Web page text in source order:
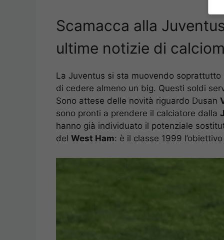
Scamacca alla
ultime notizie di
La Juventus si sta muovendo
di cedere almeno un big. Questi soldi
Sono attese delle novità riguardo Dusan
sono pronti a prendere il calciatore dalla
hanno già individuato il potenziale
del West Ham: è il classe 1999